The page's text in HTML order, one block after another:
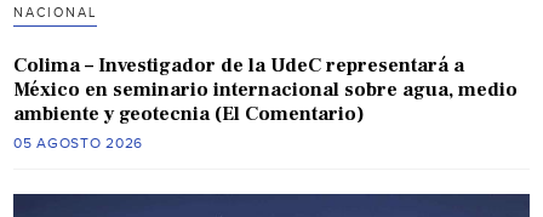
NACIONAL
Colima – Investigador de la UdeC representará a
México en seminario internacional sobre agua, medio
ambiente y geotecnia (El Comentario)
05 AGOSTO 2026